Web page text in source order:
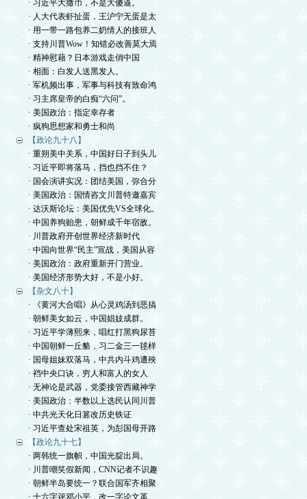
· 习近平大撒币，不是大傻逼。
· 人大代表虾扯蛋，王沪宁无蛋是太
· 用一带一路包养二奶情人的接班人
· 支持川普Wow！知错必改善莫大焉
· 精神慰藉？日本游戏走俏中国
· 相面：白发人送黑发人。
· 军机频出事，军事与科技有致命鸿
· 习主席皇帝的白痴“六问”。
· 美国政治：指定幸存者
· 疯狗思想家和勇士和尚
【政论九十八】
· 重朔美中关系，中国好日子到头儿
· 习近平即将落马，挡也挡不住？
· 国会演讲实况：团结美国，弥合分
· 美国政治：国情咨文川普特邀嘉宾
· 达沃斯论坛：美国优先VS全球化。
· 中国养狗贻患，朝鲜成千年宿敌。
· 川普政府开创世界经济新时代
· 中国向世界“民主”宣战，美国从容
· 美国政治：政府重新开门营业。
· 美国经济形势大好，不是小好。
【杂文八十】
· 《黄河大合唱》从心灵鸡汤到恶搞
· 朝鲜美女如云，中国娼妓成群。
· 习近平学薄熙来，唱红打黑狗尿苔
· 中国朝鲜一丘貉，习二金三一毬样
· 国母姐妹双落马，中共内斗鸡遭殃
· 裆中央口诀，穷人和富人的女人
· 无神论是武器，党委接管西藏神学
· 美国政治：半数以上选民认同川普
· 中共光天化日篡改历史铁证
· 习近平查处宋祖英，为彭国母开路
【政论九十七】
· 两韩统一旗帜，中国光腚出局。
· 川普嘲笑假新闻，CNN记者不识趣
· 朝鲜半岛要统一？联合国军齐相聚
· 十六字评邓小平，改一字论文革。